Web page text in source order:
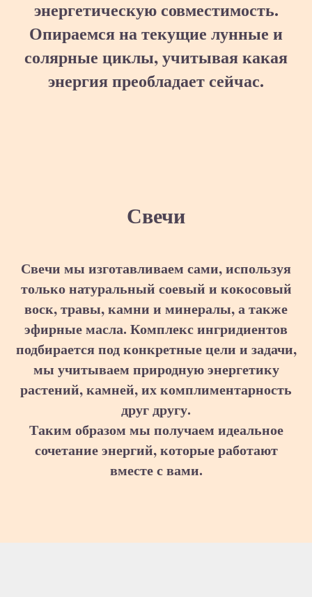
энергетическую совместимость.
Опираемся на текущие лунные и
солярные циклы, учитывая какая
энергия преобладает сейчас.
Свечи
Свечи мы изготавливаем сами, используя
только натуральный соевый и кокосовый
воск, травы, камни и минералы, а также
эфирные масла. Комплекс ингридиентов
подбирается под конкретные цели и задачи,
мы учитываем природную энергетику
растений, камней, их комплиментарность
друг другу.
Таким образом мы получаем идеальное
сочетание энергий, которые работают
вместе с вами.